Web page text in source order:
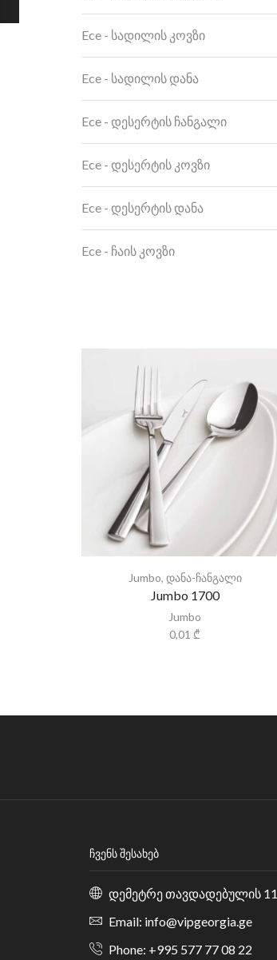
Ece - სადილის კოვზი
Ece - სადილის დანა
Ece - დესერტის ჩანგალი
Ece - დესერტის კოვზი
Ece - დესერტის დანა
Ece - ჩაის კოვზი
Jumbo, დანა-ჩანგალი
Jumbo 1700
Jumbo
0,01 ₾
ᲩᲕᲔᲜᲡ ᲨᲔᲡᲐᲮᲔᲑ
დემეტრე თავდადებულის 11
Email: info@vipgeorgia.ge
Phone: +995 577 77 08 22